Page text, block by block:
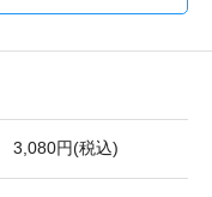
3,080円(税込)